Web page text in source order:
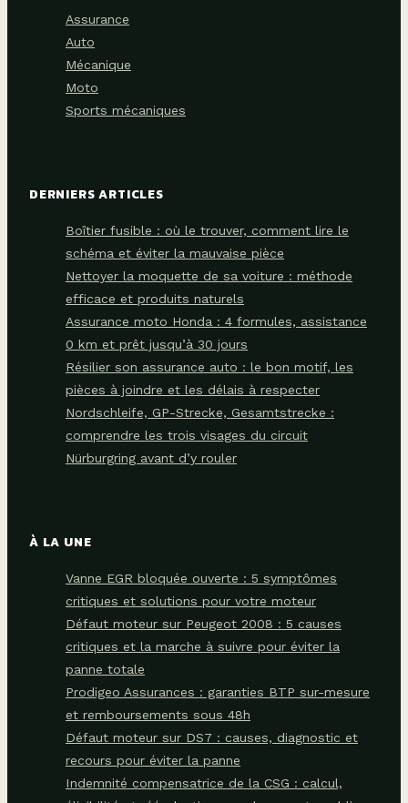
Assurance
Auto
Mécanique
Moto
Sports mécaniques
DERNIERS ARTICLES
Boîtier fusible : où le trouver, comment lire le
schéma et éviter la mauvaise pièce
Nettoyer la moquette de sa voiture : méthode
efficace et produits naturels
Assurance moto Honda : 4 formules, assistance
0 km et prêt jusqu’à 30 jours
Résilier son assurance auto : le bon motif, les
pièces à joindre et les délais à respecter
Nordschleife, GP-Strecke, Gesamtstrecke :
comprendre les trois visages du circuit
Nürburgring avant d’y rouler
À LA UNE
Vanne EGR bloquée ouverte : 5 symptômes
critiques et solutions pour votre moteur
Défaut moteur sur Peugeot 2008 : 5 causes
critiques et la marche à suivre pour éviter la
panne totale
Prodigeo Assurances : garanties BTP sur-mesure
et remboursements sous 48h
Défaut moteur sur DS7 : causes, diagnostic et
recours pour éviter la panne
Indemnité compensatrice de la CSG : calcul,